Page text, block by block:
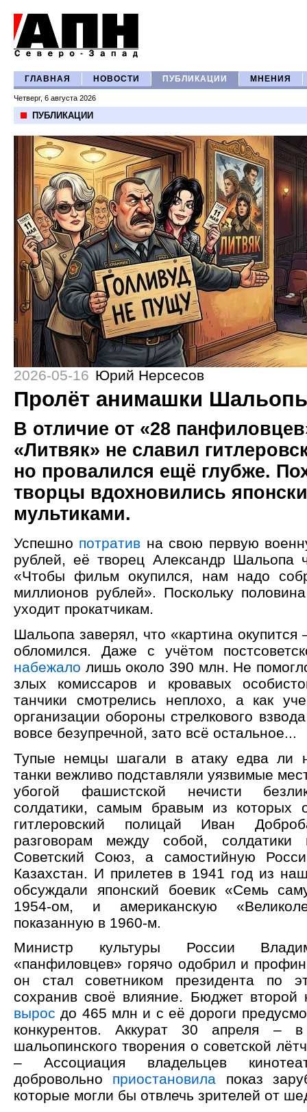
ГЛАВНАЯ НОВОСТИ ПУБЛИКАЦИИ МНЕНИЯ
Четверг, 6 августа 2026
ПУБЛИКАЦИИ
2026-05-16 Юрий Нерсесов
Пролёт анимашки
В отличие от «28
«Литвяк» не славил
но провалился ещё глубже.
творцы вдохновились
мультиками.
Успешно потратив на свою первую
рублей, её творец Александр Шальопа
«Чтобы фильм окупился, нам надо
миллионов рублей». Поскольку
уходит прокатчикам.
Шальопа заверял, что «картина окупится
обломился. Даже с учётом
набежало лишь около 390 млн. Не
злых комиссаров и кровавых
танчики смотрелись неплохо, а как
организации обороны стрелкового
вовсе безупречной, зато всё остальное...
Тупые немцы шагали в атаку едва ли
танки вежливо подставляли уязвимые
убогой фашистской нечисти
солдатики, самым бравым из которых
гитлеровский полицай Иван
разговорам между собой, солдатики
Советский Союз, а самостийную
Казахстан. И прилетев в 1941 год из
обсуждали японский боевик «Семь
1954-ом, и американскую
показанную в 1960-м.
Министр культуры России
«панфиловцев» горячо одобрил и
он стал советником президента по
сохранив своё влияние. Бюджет
вырос до 465 млн и с её дороги
конкурентов. Аккурат 30 апреля –
шальопинского творения о советской
– Ассоциация владельцев
добровольно приостановила показ
которые могли бы отвлечь зрителей от